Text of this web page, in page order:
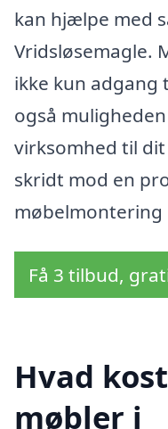
kan hjælpe med
Vridsløsemagle.
ikke kun
også
virksomhed til
skridt mod en
møbelmontering
Få 3 tilbud,
Hvad
møbler i